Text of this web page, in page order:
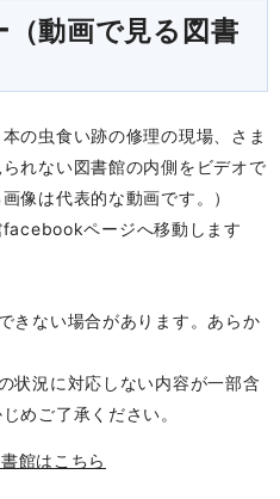
動画で見る図書
の虫食い跡の修理の現場、さま
れない図書館の内側をビデオで
像は代表的な動画です。）
ページへ移動します
きない場合があります。あらか
状況に対応しない内容が一部含
めご了承ください。
館はこちら